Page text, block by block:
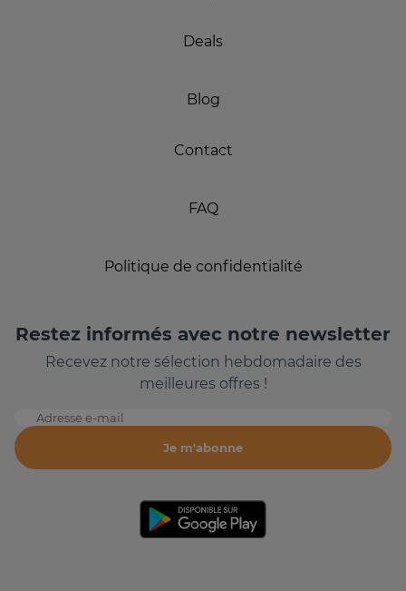
Deals
Blog
Contact
FAQ
Politique de confidentialité
Restez informés avec notre newsletter
Recevez notre sélection hebdomadaire des
meilleures offres !
Adresse e-mail
Je m'abonne